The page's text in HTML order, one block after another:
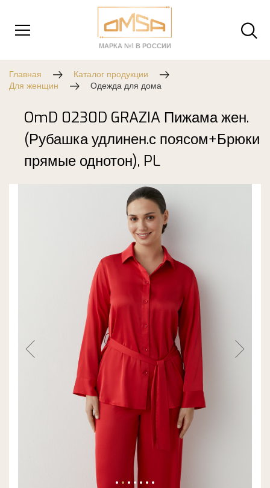
МАРКА №1 В РОССИИ
Главная
Каталог продукции
Для женщин
Одежда для дома
OmD 0230D GRAZIA Пижама жен.
(Рубашка удлинен.с поясом+Брюки
прямые однотон), PL